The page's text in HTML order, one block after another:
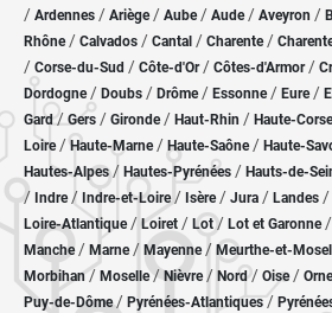
/ Ardennes / Ariège/ Aube/ Aude / Aveyron /
Rhône/ Calvados / Cantal / Charente /
/ Corse-du-Sud / Côte-d'Or / Côtes-d'Armor/
Dordogne/ Doubs / Drôme/ Essonne / Eure/
Gard/Gers / Gironde/ Haut-Rhin / Haute-Corse
Loire/Haute-Marne/ Haute-Saône/ Haute-
Hautes-Alpes/ Hautes-Pyrénées / Hauts-de-
/ Indre/ Indre-et-Loire/ Isère/ Jura / Landes /
Loire-Atlantique/ Loiret / Lot/ Lot et Garonne/
Manche/ Marne/ Mayenne/ Meurthe-et-
Morbihan/ Moselle/ Nièvre / Nord/ Oise / Orne
Puy-de-Dôme/ Pyrénées-Atlantiques /